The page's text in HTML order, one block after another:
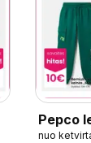
Pepco
nuo